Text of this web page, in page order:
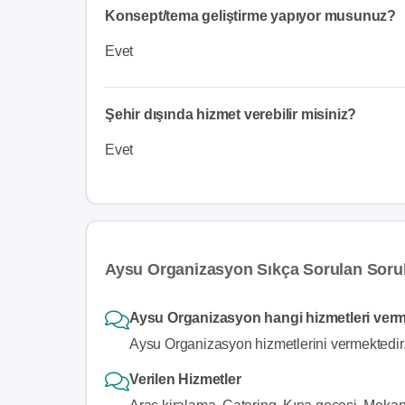
Konsept/tema geliştirme yapıyor musunuz?
Evet
Şehir dışında hizmet verebilir misiniz?
Evet
Aysu Organizasyon Sıkça Sorulan
Aysu Organizasyon hangi hizmetleri
Aysu Organizasyon hizmetlerini vermektedir.
Verilen Hizmetler